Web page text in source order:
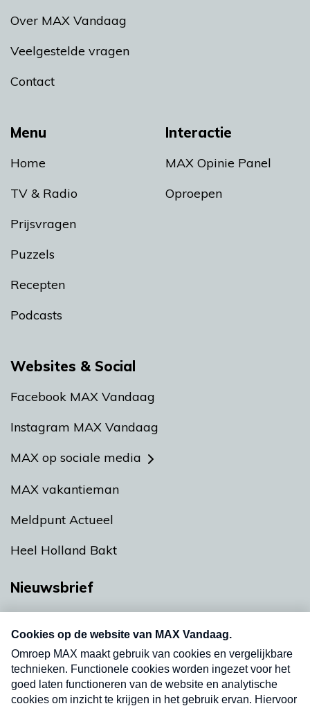
Menu
Home
TV & Radio
Prijsvragen
Puzzels
Recepten
Podcasts
Interactie
MAX Opinie Panel
Oproepen
Over MAX Vandaag
Veelgestelde vragen
Contact
Websites & Social
Facebook MAX Vandaag
Instagram MAX Vandaag
MAX op sociale media
MAX vakantieman
Meldpunt Actueel
Heel Holland Bakt
Nieuwsbrief
nieuwsbrief. Elke vrijdag- en dinsdagochtend in
uw mailbox.
Verzend